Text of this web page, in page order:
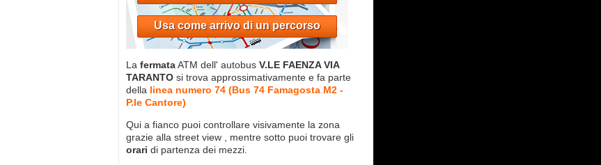
Usa come arrivo di un percorso
La fermataATM dell' autobus V.LE FAENZA VIA
TARANTO si trova approssimativamente e fa parte
della linea numero 74 (Bus 74 Famagosta M2 -
P.le Cantore)
Qui a fianco puoi controllare visivamente la zona
grazie alla street view , mentre sotto puoi trovare gli
orari di partenza dei mezzi.